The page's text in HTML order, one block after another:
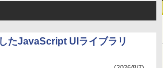
たJavaScript UIライブラリ